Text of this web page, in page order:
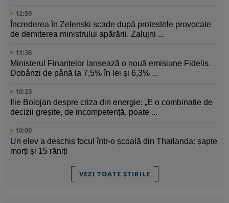
12:59
Încrederea în Zelenski scade după protestele provocate
de demiterea ministrului apărării. Zalujni ...
11:36
Ministerul Finanțelor lansează o nouă emisiune Fidelis.
Dobânzi de până la 7,5% în lei și 6,3% ...
10:23
Ilie Bolojan despre criza din energie: „E o combinație de
decizii greșite, de incompetență, poate ...
10:00
Un elev a deschis focul într-o școală din Thailanda: șapte
morți și 15 răniți
VEZI TOATE ȘTIRILE